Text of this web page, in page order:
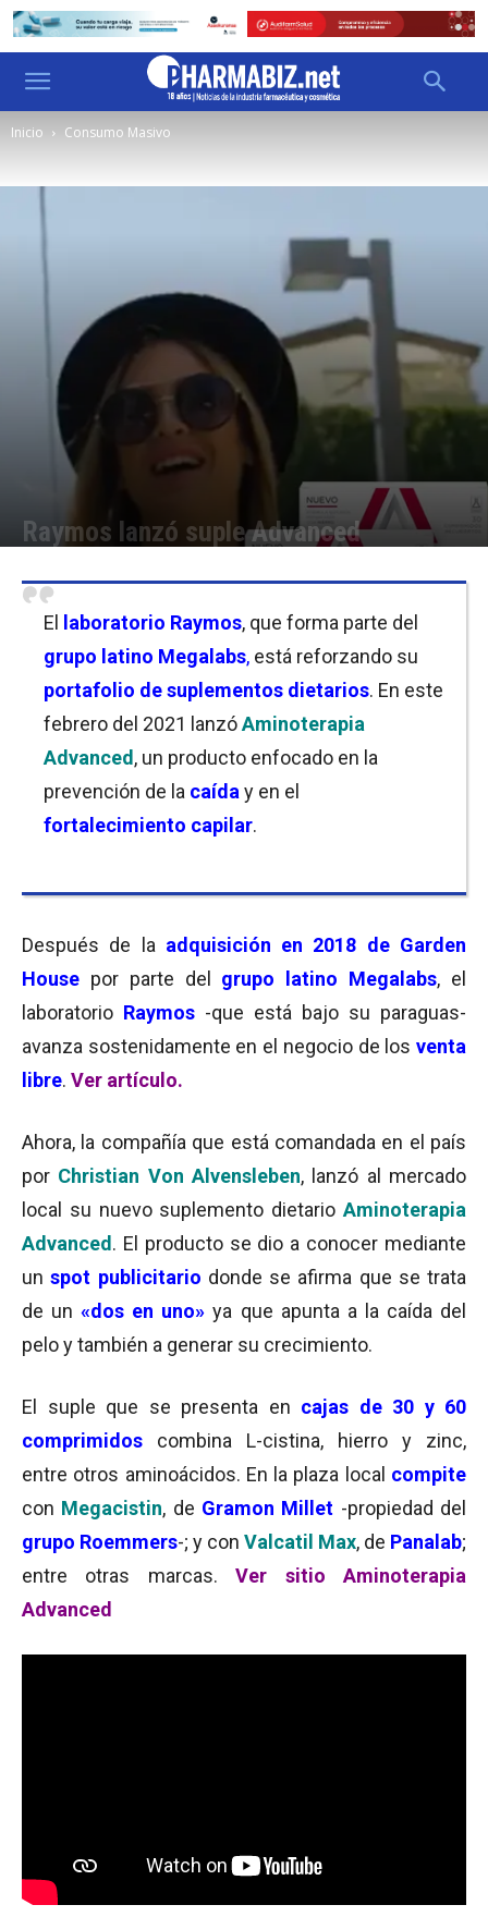
Inicio Consumo Masivo
Raymos lanzó suple Advanced
El laboratorio Raymos, que forma parte del
grupo latino Megalabs, está reforzando su
portafolio de suplementos dietarios. En este
febrero del 2021 lanzóAminoterapia
Advanced , un producto enfocado en la
prevención de la caída y en el
fortalecimiento capilar.
Después de la adquisición en 2018 de Garden
House por parte del grupo latino Megalabs, el
laboratorio Raymos -que está bajo su paraguas-
avanza sostenidamente en el negocio de los venta
libre. Ver artículo.
Ahora, la compañía que está comandada en el país
por Christian Von Alvensleben, lanzó al mercado
local su nuevo suplemento dietario Aminoterapia
Advanced . El producto se dio a conocer mediante
unspot publicitario donde se afirma que se trata
de un «dos en uno» ya que apunta a la caída del
pelo y también a generar su crecimiento.
El suple que se presenta en cajas de 30 y 60
comprimidos combina L-cistina, hierro y zinc,
entre otros aminoácidos. En la plaza local compite
con Megacistin, de Gramon Millet -propiedad del
grupo Roemmers-; y con Valcatil Max, de Panalab;
entre otras marcas.Ver sitio Aminoterapia
Advanced